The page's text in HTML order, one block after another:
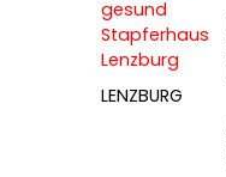
LENZBURG